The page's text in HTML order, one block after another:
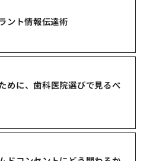
ント情報伝達術
めに、歯科医院選びで見るべ